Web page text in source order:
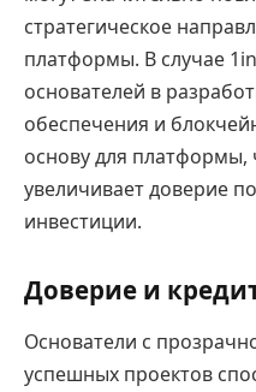
стратегическое
платформы. В случае
основателей в
обеспечения и
основу для платформы,
увеличивает доверие
инвестиции.
Доверие и
Основатели с
успешных проектов